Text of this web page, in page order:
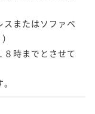
スまたはソファベ
８時までとさせて